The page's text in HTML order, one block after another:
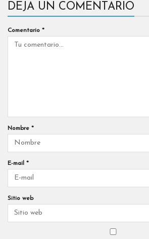
DEJA UN COMENTARIO
Comentario *
Nombre *
E-mail *
Sitio web